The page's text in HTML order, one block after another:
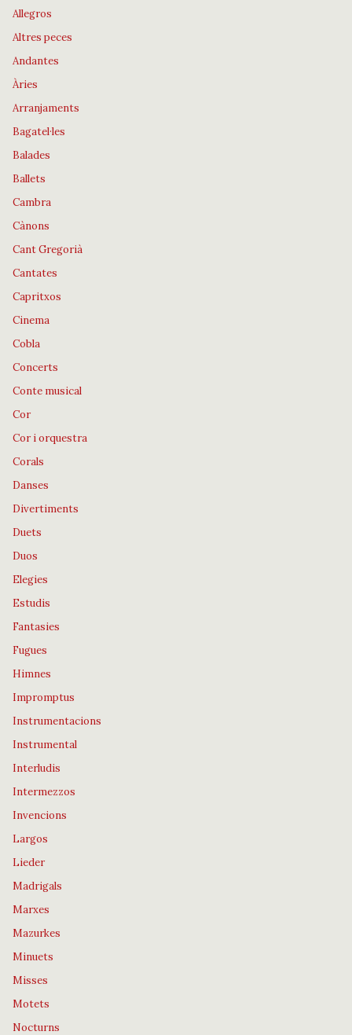
Allegros
Altres peces
Andantes
Àries
Arranjaments
Bagatel·les
Balades
Ballets
Cambra
Cànons
Cant Gregorià
Cantates
Capritxos
Cinema
Cobla
Concerts
Conte musical
Cor
Cor i orquestra
Corals
Danses
Divertiments
Duets
Duos
Elegies
Estudis
Fantasies
Fugues
Himnes
Impromptus
Instrumentacions
Instrumental
Interludis
Intermezzos
Invencions
Largos
Lieder
Madrigals
Marxes
Mazurkes
Minuets
Misses
Motets
Nocturns